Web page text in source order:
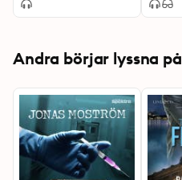
Andra börjar lyssna på